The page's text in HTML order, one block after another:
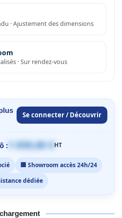
· Ajustement des dimensions
· Sur rendez-vous
Se connecter / Découvrir
: 1 059,00 €HT
🏢 Showroom accès 24h/24
dédiée